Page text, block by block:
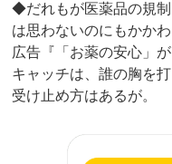
◆だれもが医薬品の規
は思わないのにもかか
広告『「お薬の安心」
キャッチは、誰の胸を
受け止め方はあるが。